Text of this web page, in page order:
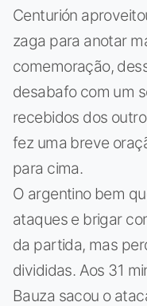
Centurión
zaga para anotar
comemoração,
desabafo com um
recebidos dos
fez uma breve
para cima.
O argentino bem
ataques e brigar
da partida, mas
divididas. Aos 31
Bauza sacou o